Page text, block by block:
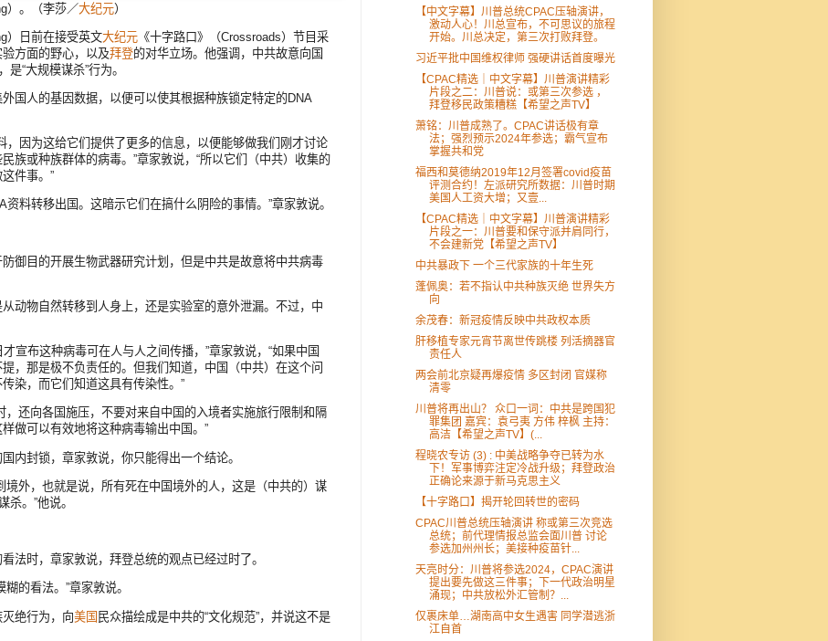
）。（李莎／大纪元）
）日前在接受英文大纪元 《十字路口》（Crossroads）节目采
方面的野心，以及拜登的对华立场。他强调，中共故意向国
“大规模谋杀”行为。
国人的基因数据，以便可以使其根据种族锁定特定的DNA
，因为这给它们提供了更多的信息，以便能够做我们刚才讨论
族或种族群体的病毒。”章家敦说，“所以它们（中共）收集的
件事。”
资料转移出国。这暗示它们在搞什么阴险的事情。”章家敦说。
御目的开展生物武器研究计划，但是中共是故意将中共病毒
动物自然转移到人身上，还是实验室的意外泄漏。不过，中
宣布这种病毒可在人与人之间传播，”章家敦说，“如果中国
，那是极不负责任的。但我们知道，中国（中共）在这个问
染，而它们知道这具有传染性。”
，还向各国施压，不要对来自中国的入境者实施旅行限制和隔
做可以有效地将这种病毒输出中国。”
内封锁，章家敦说，你只能得出一个结论。
境外，也就是说，所有死在中国境外的人，这是（中共的）谋
。”他说。
法时，章家敦说，拜登总统的观点已经过时了。
的看法。”章家敦说。
绝行为，向美国 民众描绘成是中共的“文化规范”，并说这不是
【中文字幕】川普总统CPAC压轴演讲，
激动人心！川总宣布，不可思议的旅程
开始。川总决定，第三次打败拜登。
习近平批中国维权律师 强硬讲话首度曝光
【CPAC精选｜中文字幕】川普演讲精彩
片段之二：川普说：或第三次参选 ，
拜登移民政策糟糕【希望之声TV】
萧铭：川普成熟了。CPAC讲话极有章
法；强烈预示2024年参选；霸气宣布
掌握共和党
福西和莫德纳2019年12月签署covid疫苗
评测合约！左派研究所数据：川普时期
美国人工资大增；又壹...
【CPAC精选｜中文字幕】川普演讲精彩
片段之一：川普要和保守派并肩同行，
不会建新党【希望之声TV】
中共暴政下 一个三代家族的十年生死
蓬佩奥：若不指认中共种族灭绝 世界失方
向
余茂春：新冠疫情反映中共政权本质
肝移植专家元宵节离世传跳楼 列活摘器官
责任人
两会前北京疑再爆疫情 多区封闭 官媒称
清零
川普将再出山？ 众口一词：中共是跨国犯
罪集团 嘉宾：袁弓夷 方伟 梓枫 主持：
高洁【希望之声TV】(...
程晓农专访 (3) : 中美战略争夺已转为水
下！军事博弈注定冷战升级；拜登政治
正确论来源于新马克思主义
【十字路口】揭开轮回转世的密码
CPAC川普总统压轴演讲 称或第三次竞选
总统；前代理情报总监会面川普 讨论
参选加州州长；美接种疫苗针...
天亮时分：川普将参选2024，CPAC演讲
提出要先做这三件事；下一代政治明星
涌现；中共放松外汇管制？...
仅裹床单…湖南高中女生遇害 同学潜逃浙
江自首